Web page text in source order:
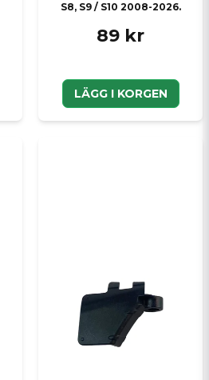
S8, S9 / S10 2008-2026.
89 kr
LÄGG I KORGEN